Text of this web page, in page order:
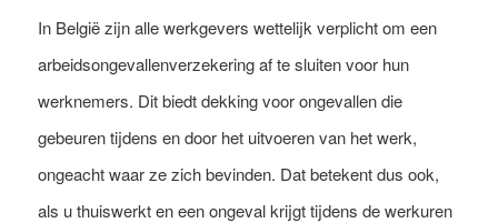
In België zijn alle werkgevers wettelijk verplicht om een
arbeidsongevallenverzekering af te sluiten voor hun
werknemers. Dit biedt dekking voor ongevallen die
gebeuren tijdens en door het uitvoeren van het werk,
ongeacht waar ze zich bevinden. Dat betekent dus ook,
als u thuiswerkt en een ongeval krijgt tijdens de werkuren